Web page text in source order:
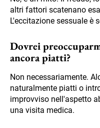
altri fattori scatenano
L'eccitazione sessuale è
Dovrei
ancora piatti?
Non necessariamente.
naturalmente piatti o
improvviso nell'aspetto
una visita medica.